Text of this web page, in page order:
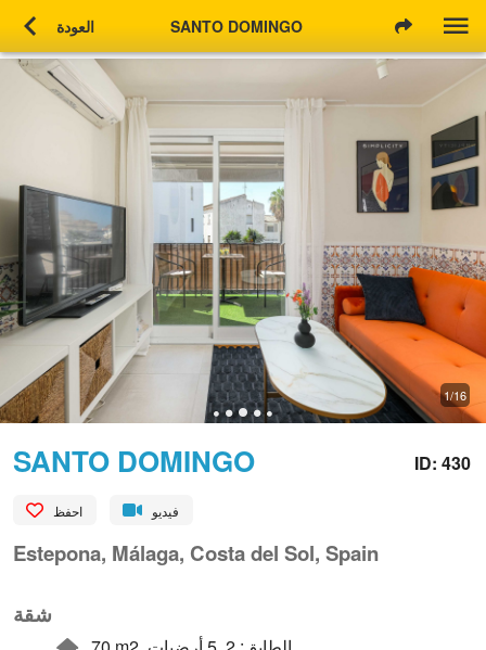
chevron_left العودة SANTO DOMINGO
1/16
SANTO DOMINGO
احفظ فيديو
ID: 430
Estepona, Málaga, Costa del Sol, Spain
شقة